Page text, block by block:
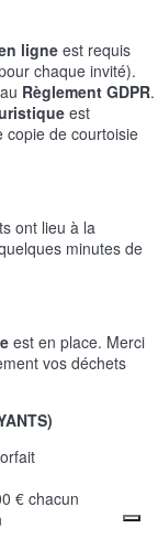
ligne est requis
chaque invité).
Règlement GDPR.
est
copie de courtoisie
ont lieu à la
minutes de
est en place. Merci
vos déchets
€ chacun